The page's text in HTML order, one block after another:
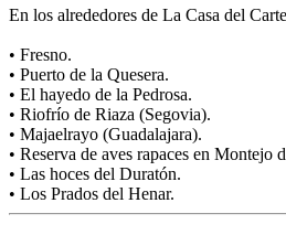
En los alrededores de La Casa del
• Fresno.
• Puerto de la Quesera.
• El hayedo de la Pedrosa.
• Riofrío de Riaza (Segovia).
• Majaelrayo (Guadalajara).
• Reserva de aves rapaces en Montejo
• Las hoces del Duratón.
• Los Prados del Henar.